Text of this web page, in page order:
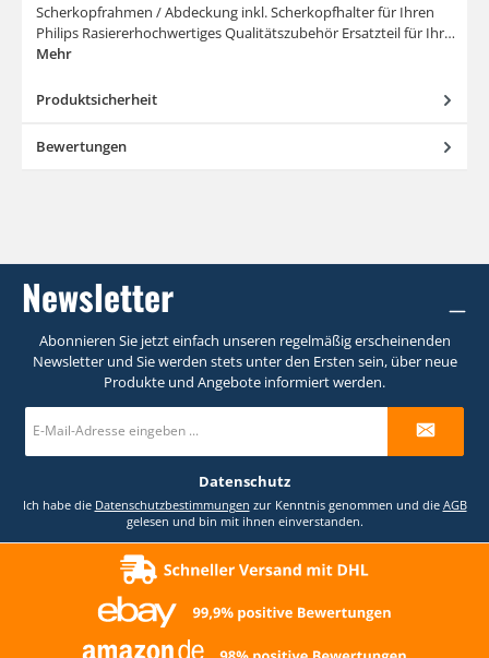
Scherkopfrahmen / Abdeckung inkl. Scherkopfhalter für Ihren
Philips Rasiererhochwertiges Qualitätszubehör Ersatzteil für Ihr…
Mehr
Produktsicherheit
Bewertungen
Newsletter
Abonnieren Sie jetzt einfach unseren regelmäßig erscheinenden
Newsletter und Sie werden stets unter den Ersten sein, über neue
Produkte und Angebote informiert werden.
E-
Mail-
Datenschutz
Ich habe die Datenschutzbestimmungen zur Kenntnis genommen und die AGB
gelesen und bin mit ihnen einverstanden.